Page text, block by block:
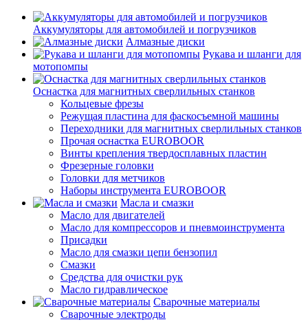
Аккумуляторы для автомобилей и погрузчиков
Алмазные диски
Рукава и шланги для
мотопомпы
Оснастка для магнитных сверлильных станков
Кольцевые фрезы
Режущая пластина для фаскосъемной машины
Переходники для магнитных сверлильных станков
Прочая оснастка EUROBOOR
Винты крепления твердосплавных пластин
Фрезерные головки
Головки для метчиков
Наборы инструмента EUROBOOR
Масла и смазки
Масло для двигателей
Масло для компрессоров и пневмоинструмента
Присадки
Масло для смазки цепи бензопил
Смазки
Средства для очистки рук
Масло гидравлическое
Сварочные материалы
Сварочные электроды